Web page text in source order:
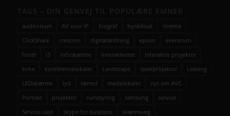
auditorium AV over IP biograf byrådssal
cinema
ClickShare
crestron digitalskiltning epson
eventrum
hotel
i3 infoskærme interaktivitet
interaktiv projektor
kirke
konferencelokaler Landscape laserprojektor
Leasing
LEDskærme
lyd lærred mødelokaler
nyt om AVC
Portrait
projektor rumstyring samsung
service
Service case
skype for business
skærmvæg